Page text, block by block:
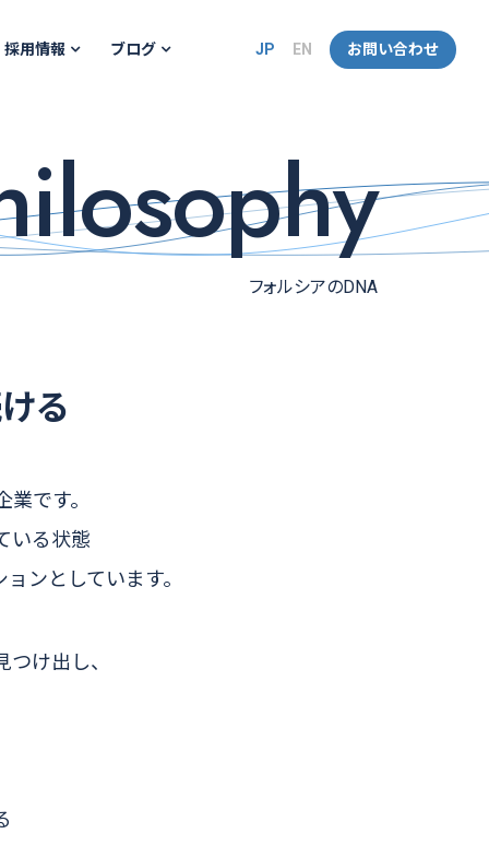
採用情報 ブログ JP EN お問い合わせ
フォルシアのDNA
る
です。
いる状態
ンとしています。
け出し、